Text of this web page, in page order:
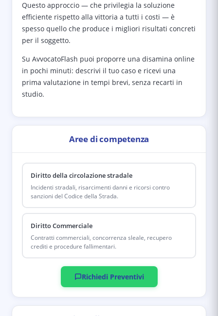
Questo approccio — che privilegia la soluzione
efficiente rispetto alla vittoria a tutti i costi — è
spesso quello che produce i migliori risultati concreti
per il soggetto.
Su AvvocatoFlash puoi proporre una disamina online
in pochi minuti: descrivi il tuo caso e ricevi una
prima valutazione in tempi brevi, senza recarti in
studio.
Aree di competenza
Diritto della circolazione stradale
Incidenti stradali, risarcimenti danni e ricorsi contro
sanzioni del Codice della Strada.
Diritto Commerciale
Contratti commerciali, concorrenza sleale, recupero
crediti e procedure fallimentari.
Richiedi Preventivi